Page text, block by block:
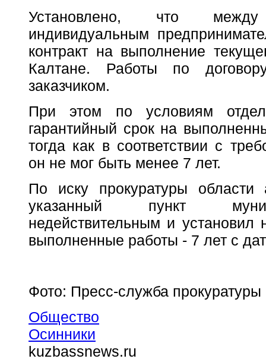
Установлено, что
индивидуальным
контракт на выполнение
Калтане. Работы по
заказчиком.
При этом по условиям
гарантийный срок на
тогда как в соответствии с
он не мог быть менее 7 лет.
По иску прокуратуры
указанный пункт
недействительным и установил
выполненные работы - 7 лет с
Фото: Пресс-служба прокуратуры
Общество
Осинники
kuzbassnews.ru